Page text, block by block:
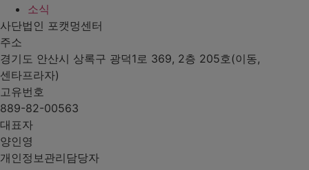
소식
사단법인 포캣멍센터
주소
경기도 안산시 상록구 광덕1로 369, 2층 205호(이동,
센타프라자)
고유번호
889-82-00563
대표자
양인영
개인정보관리담당자